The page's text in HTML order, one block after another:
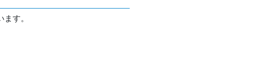
す。